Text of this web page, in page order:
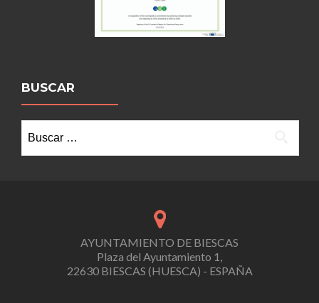
BUSCAR
AYUNTAMIENTO DE BIESCAS
Plaza del Ayuntamiento 1,
22630 BIESCAS (HUESCA) - ESPAÑA